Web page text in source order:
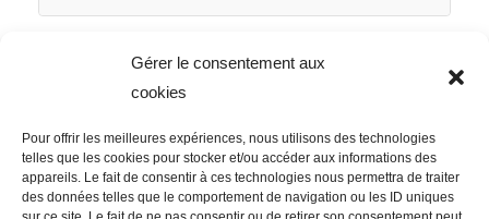
Gérer le consentement aux
cookies
Pour offrir les meilleures expériences, nous utilisons des technologies
telles que les cookies pour stocker et/ou accéder aux informations des
appareils. Le fait de consentir à ces technologies nous permettra de traiter
des données telles que le comportement de navigation ou les ID uniques
Randstad Consulting
Recruteur Rpo Expert
Ingénierie H/F